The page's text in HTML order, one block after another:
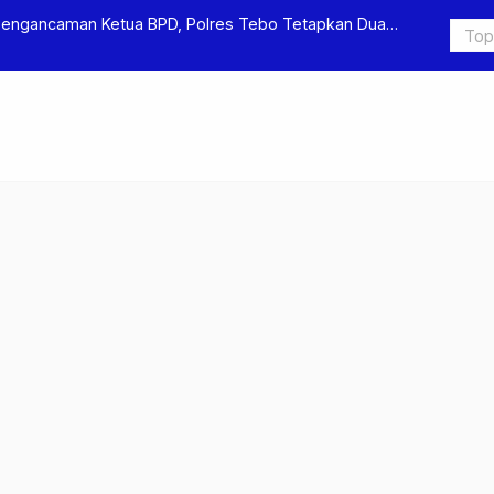
Ketua BPD, Polres Tebo Tetapkan Dua
Polres